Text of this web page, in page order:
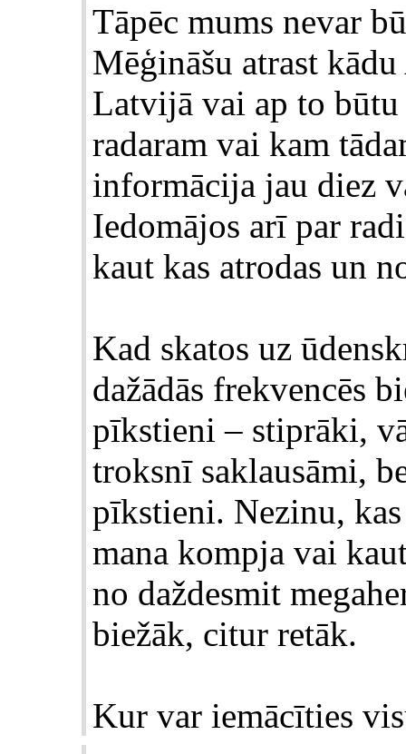
Tāpēc mums nevar
Mēģināšu atrast
Latvijā vai ap to
radaram vai kam
informācija jau diez
Iedomājos arī par
kaut kas atrodas un
Kad skatos uz
dažādās frekvencēs
pīkstieni – stiprāki,
troksnī saklausāmi,
pīkstieni. Nezinu,
mana kompja vai
no daždesmit
biežāk, citur retāk.
Kur var iemācīties